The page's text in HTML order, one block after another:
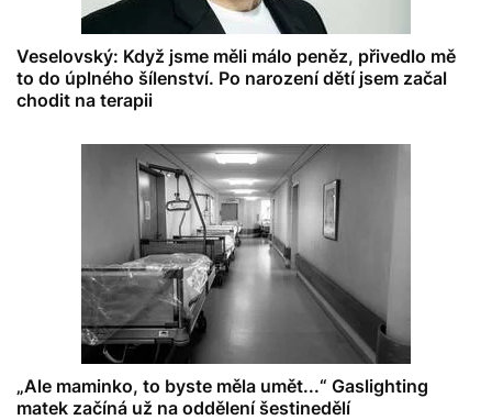
Veselovský: Když jsme měli málo peněz, přivedlo mě
to do úplného šílenství. Po narození dětí jsem začal
chodit na terapii
„Ale maminko, to byste měla umět...“ Gaslighting
matek začíná už na oddělení šestinedělí